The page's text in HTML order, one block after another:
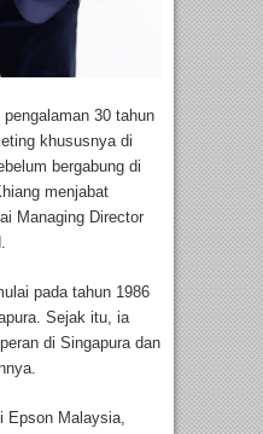
30 tahun
khususnya di
bergabung di
menjabat
Managing Director
pada tahun 1986
Sejak itu, ia
di Singapura dan
Epson Malaysia,